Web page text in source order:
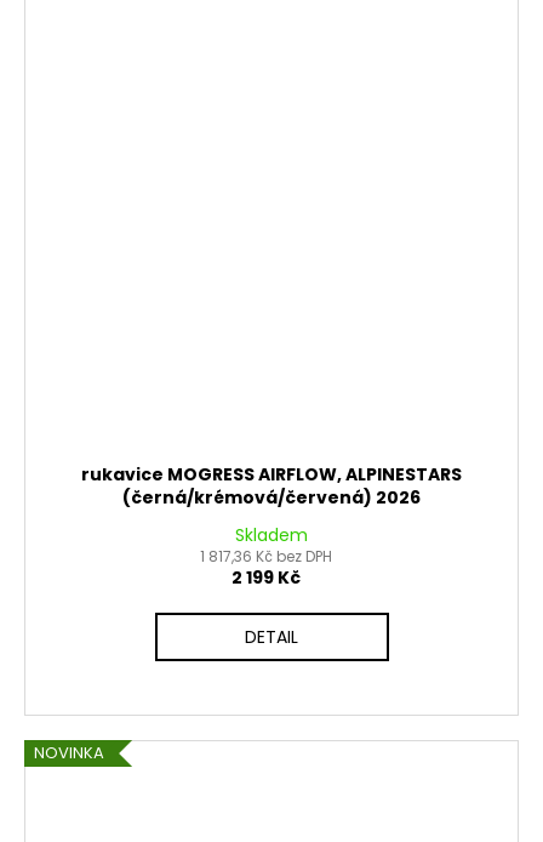
rukavice MOGRESS AIRFLOW, ALPINESTARS
(černá/krémová/červená) 2026
Skladem
1 817,36 Kč bez DPH
2 199 Kč
DETAIL
NOVINKA